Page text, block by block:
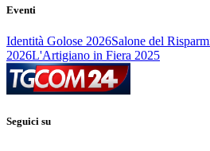
Eventi
Identità Golose 2026Salone del
2026L'Artigiano in Fiera 2025
Seguici su